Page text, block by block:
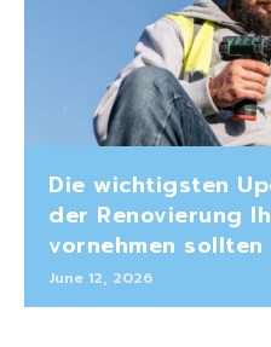
Die wichtigsten
der Renovierung
vornehmen sollten
June 12, 2026